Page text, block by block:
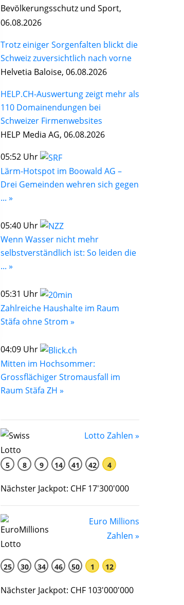
Bevölkerungsschutz und Sport,
06.08.2026
Trotz einiger Sorgenfalten blickt die
Schweiz zuversichtlich nach vorne
Helvetia Baloise, 06.08.2026
HELP.CH-Auswertung zeigt mehr als
110 Domainendungen bei
Schweizer Firmenwebsites
HELP Media AG, 06.08.2026
05:52 Uhr
Lärm-Hotspot im Boowald AG –
Drei Gemeinden wehren sich gegen
... »
05:40 Uhr
Wenn Wasser nicht mehr
selbstverständlich ist: So leiden die
... »
05:31 Uhr
Zahlreiche Haushalte im Raum
Stäfa ohne Strom »
04:09 Uhr
Mitten im Hochsommer:
Grossflächiger Stromausfall im
Raum Stäfa ZH »
Lotto Zahlen »
5 8 9 14 41 42 4
Nächster Jackpot: CHF 17'300'000
Euro Millions
Zahlen »
25 30 34 46 50 1 12
Nächster Jackpot: CHF 103'000'000